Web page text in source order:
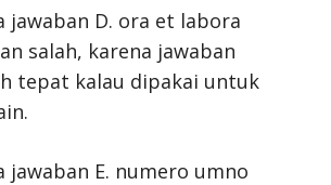
jawaban D. ora et labora
salah, karena jawaban
tepat kalau dipakai untuk
jawaban E. numero umno